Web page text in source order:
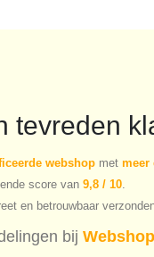
tevreden
webshop met meer
score van 9,8 / 10
en betrouwbaar
bij